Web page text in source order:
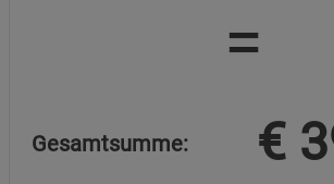
=
Gesamtsumme: €